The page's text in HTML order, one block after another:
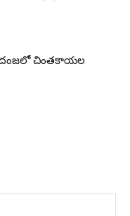
చింతకాయల